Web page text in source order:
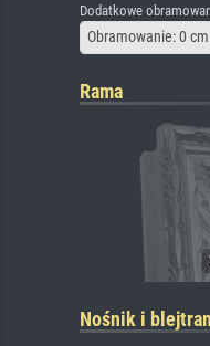
Dodatkowe
Obramowanie: 0 cm
Rama
Nośnik i